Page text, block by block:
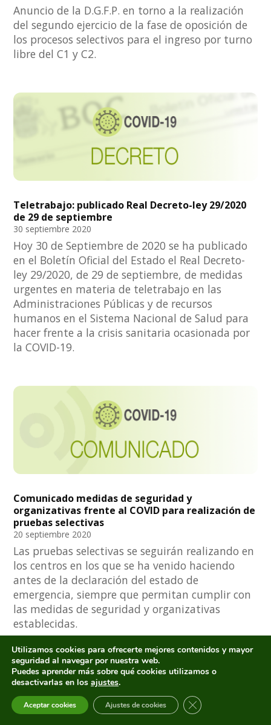
Anuncio de la D.G.F.P. en torno a la realización
del segundo ejercicio de la fase de oposición de
los procesos selectivos para el ingreso por turno
libre del C1 y C2.
Teletrabajo: publicado Real Decreto-ley 29/2020
de 29 de septiembre
30 septiembre 2020
Hoy 30 de Septiembre de 2020 se ha publicado
en el Boletín Oficial del Estado el Real Decreto-
ley 29/2020, de 29 de septiembre, de medidas
urgentes en materia de teletrabajo en las
Administraciones Públicas y de recursos
humanos en el Sistema Nacional de Salud para
hacer frente a la crisis sanitaria ocasionada por
la COVID-19.
Comunicado medidas de seguridad y
organizativas frente al COVID para realización de
pruebas selectivas
20 septiembre 2020
Las pruebas selectivas se seguirán realizando en
los centros en los que se ha venido haciendo
antes de la declaración del estado de
emergencia, siempre que permitan cumplir con
las medidas de seguridad y organizativas
establecidas.
Utilizamos cookies para ofrecerte mejores contenidos y mayor
seguridad al navegar por nuestra web.
Puedes aprender más sobre qué cookies utilizamos o
desactivarlas en los ajustes.
Aceptar cookies Ajustes de cookies CERRAR EL